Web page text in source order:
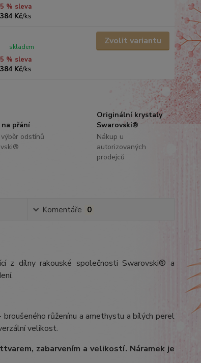
% sleva
384 Kč/ks
% sleva
384 Kč/ks
skladem
Zvolit variantu
na přání
odstínů
Originální krystaly
Swarovski®
Nákup u
autorizovaných
prodejců
Komentáře 0
z dílny rakouské společnosti Swarovski® a
růženínu a amethystu a bílých perel
velikost.
tvarem, zabarvením a velikostí. Náramek je